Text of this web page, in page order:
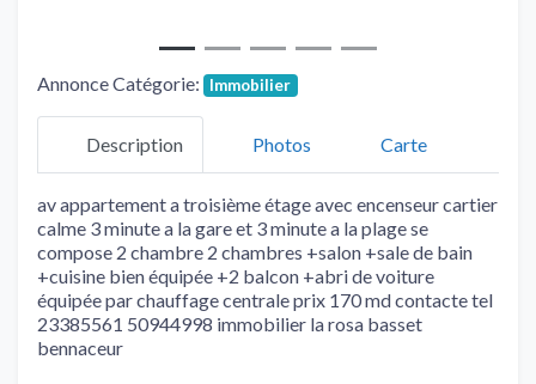
Annonce Catégorie: Immobilier
Description Photos Carte
av appartement a troisième étage avec encenseur cartier
calme 3 minute a la gare et 3 minute a la plage se
compose 2 chambre 2 chambres +salon +sale de bain
+cuisine bien équipée +2 balcon +abri de voiture
équipée par chauffage centrale prix 170 md contacte tel
23385561 50944998 immobilier la rosa basset
bennaceur